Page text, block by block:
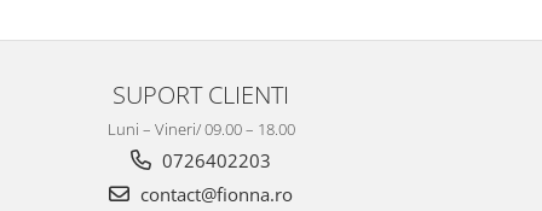
SUPORT CLIENTI
Luni – Vineri/ 09.00 – 18.00
0726402203
contact@fionna.ro